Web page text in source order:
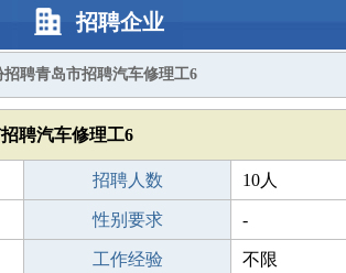
招聘企业
聘青岛市招聘汽车修理工6
聘汽车修理工6
招聘人数 10人
性别要求 -
工作经验 不限